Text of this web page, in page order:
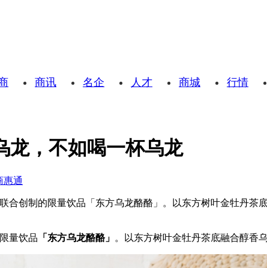
商讯 名企 人才 商城 行情
龙，不如喝一杯乌龙
惠通
合创制的限量饮品「东方乌龙酪酪」。以东方树叶金牡丹
量饮品 「东方乌龙酪酪」 。以东方树叶金牡丹茶底融合醇香